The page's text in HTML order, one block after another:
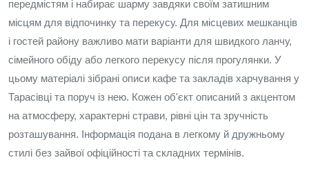
передмістям і набирає шарму завдяки своїм затишним
місцям для відпочинку та перекусу. Для місцевих мешканців
і гостей району важливо мати варіанти для швидкого ланчу,
сімейного обіду або легкого перекусу після прогулянки. У
цьому матеріалі зібрані описи кафе та закладів харчування у
Тарасівці та поруч із нею. Кожен об'єкт описаний з акцентом
на атмосферу, характерні страви, рівні цін та зручність
розташування. Інформація подана в легкому й дружньому
стилі без зайвої офіційності та складних термінів.